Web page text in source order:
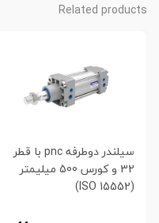
Related products
سیلندر دوطرفه pnc با قطر
32 و کورس 500 میلیمتر
(ISO 15552)